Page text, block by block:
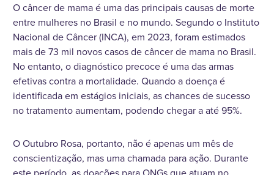
O câncer de mama é uma das principais causas de morte
entre mulheres no Brasil e no mundo. Segundo o Instituto
Nacional de Câncer (INCA), em 2023, foram estimados
mais de 73 mil novos casos de câncer de mama no Brasil.
No entanto, o diagnóstico precoce é uma das armas
efetivas contra a mortalidade. Quando a doença é
identificada em estágios iniciais, as chances de sucesso
no tratamento aumentam, podendo chegar a até 95%.
O Outubro Rosa, portanto, não é apenas um mês de
conscientização, mas uma chamada para ação. Durante